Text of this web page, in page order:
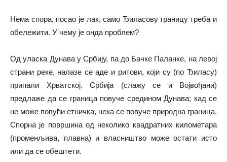
Нема спора, посао је лак, само Ђиласову границу треба и
обележити. У чему је онда проблем?
Од уласка Дунава у Србију, па до Бачке Паланке, на левој
страни реке, налазе се аде и ритови, који су (по Ђиласу)
припали Хрватској. Србија (слажу се и Војвођани)
предлаже да се граница повуче средином Дунава; кад се
не може повући етничка, нека се повуче природна граница.
Спорна је површина од неколико квадратних километара
(променљива, плавна) и власништво може остати исто
или да се обештети.